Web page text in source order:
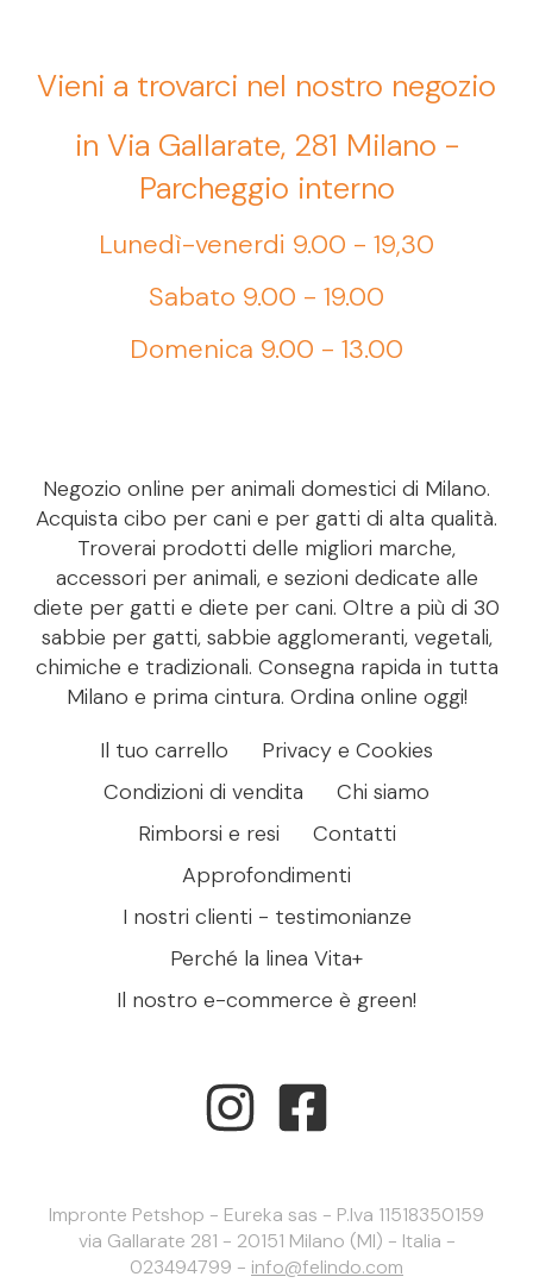
Vieni a trovarci nel nostro negozio
in Via Gallarate, 281 Milano -
Parcheggio interno
Lunedì-venerdi 9.00 - 19,30
Sabato 9.00 - 19.00
Domenica 9.00 - 13.00
Negozio online per animali domestici di Milano.
Acquista cibo per cani e per gatti di alta qualità.
Troverai prodotti delle migliori marche,
accessori per animali, e sezioni dedicate alle
diete per gatti e diete per cani. Oltre a più di 30
sabbie per gatti, sabbie agglomeranti, vegetali,
chimiche e tradizionali. Consegna rapida in tutta
Milano e prima cintura. Ordina online oggi!
Il tuo carrello
Privacy e Cookies
Condizioni di vendita
Chi siamo
Rimborsi e resi
Contatti
Approfondimenti
I nostri clienti - testimonianze
Perché la linea Vita+
Il nostro e-commerce è green!
Impronte Petshop - Eureka sas - P.Iva 11518350159
via Gallarate 281 - 20151 Milano (MI) - Italia -
023494799 - info@felindo.com